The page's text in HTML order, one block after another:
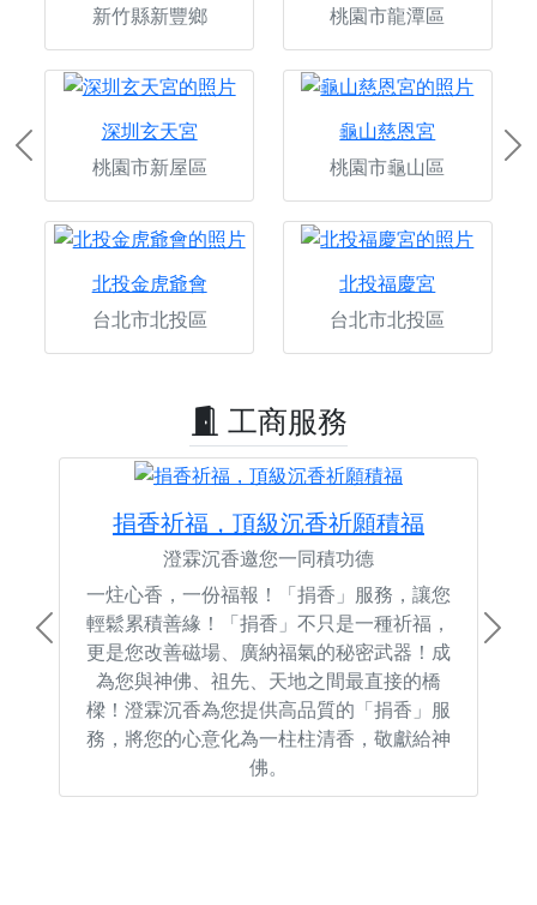
新竹縣新豐鄉
桃園市龍潭區
深圳玄天宮
桃園市新屋區
龜山慈恩宮
桃園市龜山區
北投金虎爺會
台北市北投區
北投福慶宮
台北市北投區
Previous
工商服務
捐香祈福，頂級沉香祈願積福
澄霖沉香邀您一同積功德
一炷心香，一份福報！「捐香」服務，讓您
輕鬆累積善緣！「捐香」不只是一種祈福，
更是您改善磁場、廣納福氣的秘密武器！成
為您與神佛、祖先、天地之間最直接的橋
樑！澄霖沉香為您提供高品質的「捐香」服
務，將您的心意化為一柱柱清香，敬獻給神
佛。
Previous Next